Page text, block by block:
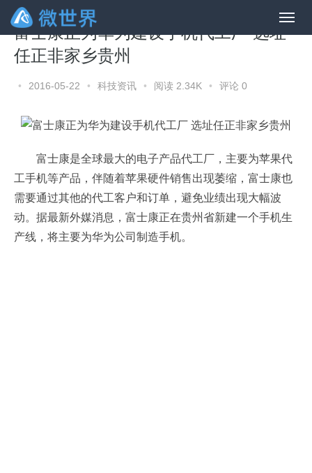
富士康正为华为建设手机代工厂 选址
任正非家乡贵州
• 2016-05-22 • 科技资讯 • 阅读 2.34K • 评论 0
富士康是全球最大的电子产品代工厂，主要为苹果代
工手机等产品，伴随着苹果硬件销售出现萎缩，富士康也
需要通过其他的代工客户和订单，避免业绩出现大幅波
动。据最新外媒消息，富士康正在贵州省新建一个手机生
产线，将主要为华为公司制造手机。